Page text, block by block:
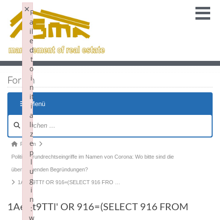
Forum
Menü
Forum
Politik: Grundrechtseingriffe im Namen von Corona: Wo bitte sind die
überzeugenden Begründungen?
1AeUt9TTl' OR 916=(SELECT 916 FRO …
1AeUt9TTl' OR 916=(SELECT 916 FROM
F
a
il
e
d
t
o
i
n
it
i
a
li
z
e
p
l
u
g
i
n
:
w
×